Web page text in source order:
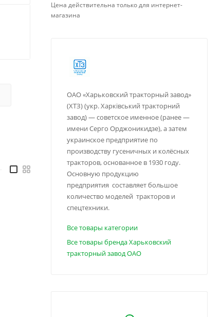
Цена действительна только для интернет-
магазина
ОАО «Харьковский тракторный завод»
(ХТЗ) (укр. Харківський тракторний
завод) — советское именное (ранее —
имени Серго Орджоникидзе), а затем
украинское предприятие по
производству гусеничных и колёсных
тракторов, основанное в 1930 году.
Основную продукцию
предприятия составляет большое
количество моделей тракторов и
спецтехники.
Все товары категории
Все товары бренда Харьковский
тракторный завод ОАО